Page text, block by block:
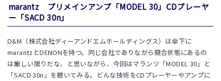
marantz プリメインアンプ「MODEL 30」CDプレーヤ
ー「SACD 30n」
D&M（株式会社ディーアンドエムホールディングス）は傘下に
marantzとDENONを持つ。同じ会社でありながら競合状態にあるの
は厳しい限りだな、と思いながら、今回はマランツ「MODEL 30」と
「SACD 30n」を聴いてみる。どんな技術をCDプレーヤーやアンプに